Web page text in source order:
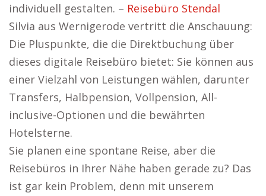
individuell gestalten. – Reisebüro Stendal
Silvia aus Wernigerode vertritt die Anschauung:
Die Pluspunkte, die die Direktbuchung über
dieses digitale Reisebüro bietet: Sie können aus
einer Vielzahl von Leistungen wählen, darunter
Transfers, Halbpension, Vollpension, All-
inclusive-Optionen und die bewährten
Hotelsterne.
Sie planen eine spontane Reise, aber die
Reisebüros in Ihrer Nähe haben gerade zu? Das
ist gar kein Problem, denn mit unserem